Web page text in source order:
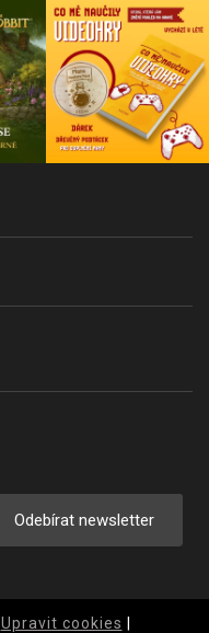
Odebírat newsletter
Upravit cookies